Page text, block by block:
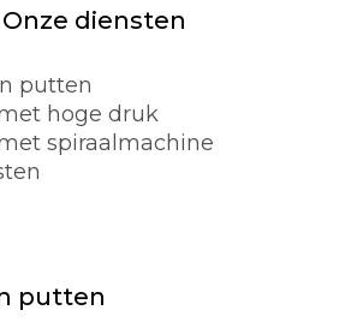
Onze diensten
putten
hoge druk
spiraalmachine
putten